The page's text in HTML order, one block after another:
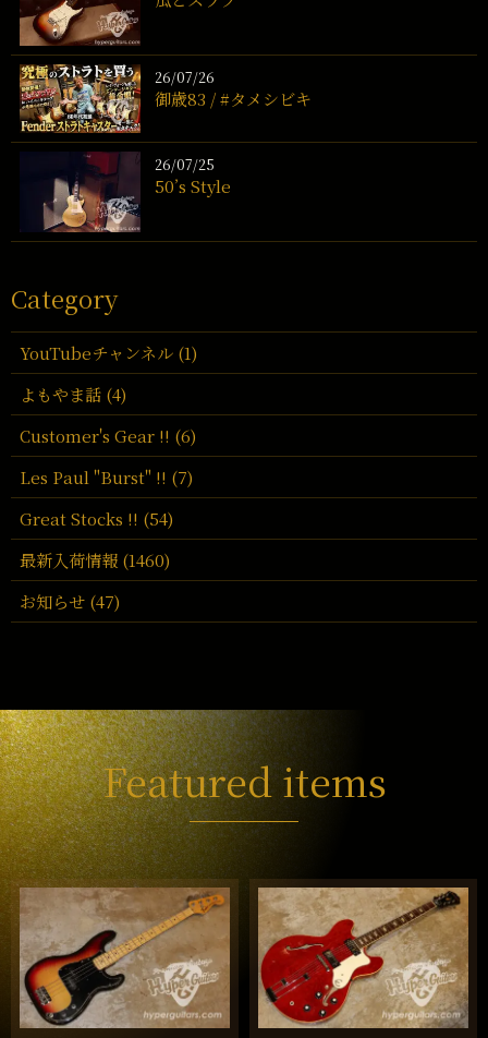
26/07/26
御歳83 / #タメシビキ
26/07/25
50’s Style
Category
YouTubeチャンネル (1)
よもやま話 (4)
Customer's Gear !! (6)
Les Paul "Burst" !! (7)
Great Stocks !! (54)
最新入荷情報 (1460)
お知らせ (47)
Featured items